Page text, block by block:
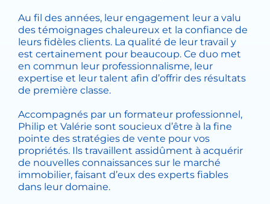
Au fil des années, leur engagement leur a valu
des témoignages chaleureux et la confiance de
leurs fidèles clients. La qualité de leur travail y
est certainement pour beaucoup. Ce duo met
en commun leur professionnalisme, leur
expertise et leur talent afin d’offrir des résultats
de première classe.
Accompagnés par un formateur professionnel,
Philip et Valérie sont soucieux d’être à la fine
pointe des stratégies de vente pour vos
propriétés. Ils travaillent assidûment à acquérir
de nouvelles connaissances sur le marché
immobilier, faisant d’eux des experts fiables
dans leur domaine.